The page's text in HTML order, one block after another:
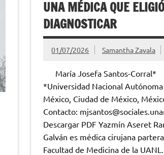
UNA MÉDICA QUE
DIAGNOSTICAR
01/07/2026 Samantha Zavala
María Josefa Santos-Corral*
*Universidad Nacional
México, Ciudad de México,
Contacto:
Descargar PDF Yazmín Aseret
Galván es médica cirujana
Facultad de Medicina de la UANL.